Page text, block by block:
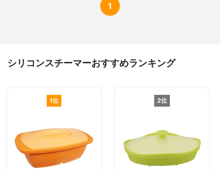
1
シリコンスチーマーおすすめランキング
1位 2位